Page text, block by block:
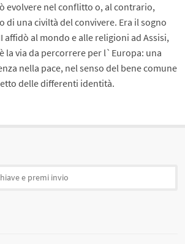
evolvere nel conflitto o, al contrario,
di una civiltà del convivere. Era il sogno
affidò al mondo e alle religioni ad Assisi,
la via da percorrere per l`Europa: una
nella pace, nel senso del bene comune
delle differenti identità.